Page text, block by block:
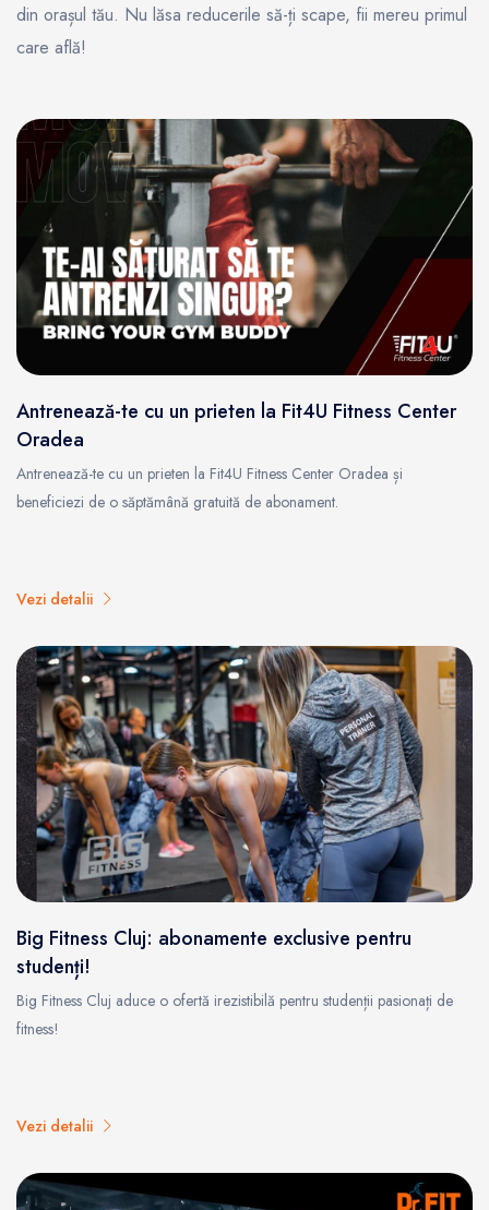
din orașul tău. Nu lăsa reducerile să-ți scape, fii mereu primul
care află!
Antrenează-te cu un prieten la Fit4U Fitness Center
Oradea
Antrenează-te cu un prieten la Fit4U Fitness Center Oradea și
beneficiezi de o săptămână gratuită de abonament.
Vezi detalii
Big Fitness Cluj: abonamente exclusive pentru
studenți!
Big Fitness Cluj aduce o ofertă irezistibilă pentru studenții pasionați de
fitness!
Vezi detalii